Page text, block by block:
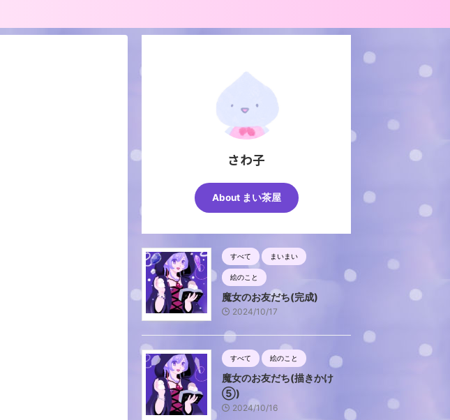
さわ子
About まい茶屋
すべて まいまい
絵のこと
魔女のお友だち(完成)
2024/10/17
すべて 絵のこと
魔女のお友だち(描きかけ
⑤)
2024/10/16